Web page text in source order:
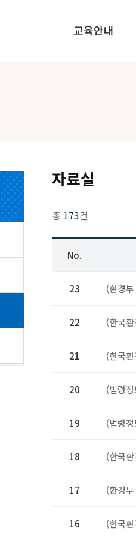
교육안내
자료실
총 173건
No.
23 (환경
22 (한국
21 (한국
20 (법령
19 (법령
18 (한국
17 (환경
16 (한국